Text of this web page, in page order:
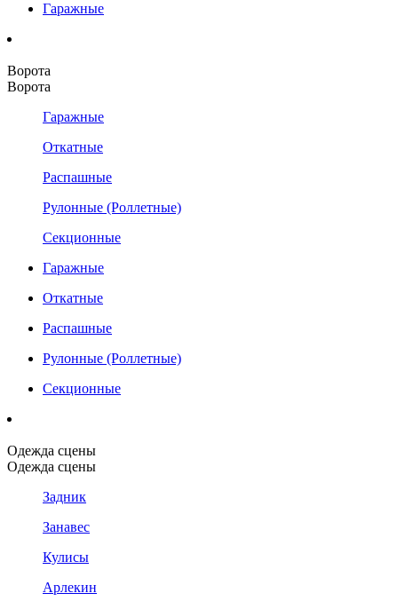
Гаражные
Ворота
Ворота
Гаражные
Откатные
Распашные
Рулонные (Роллетные)
Секционные
Гаражные
Откатные
Распашные
Рулонные (Роллетные)
Секционные
Одежда сцены
Одежда сцены
Задник
Занавес
Кулисы
Арлекин